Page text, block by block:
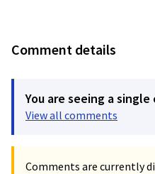
Comment details
You are seeing a
View all comments
Comments are currently